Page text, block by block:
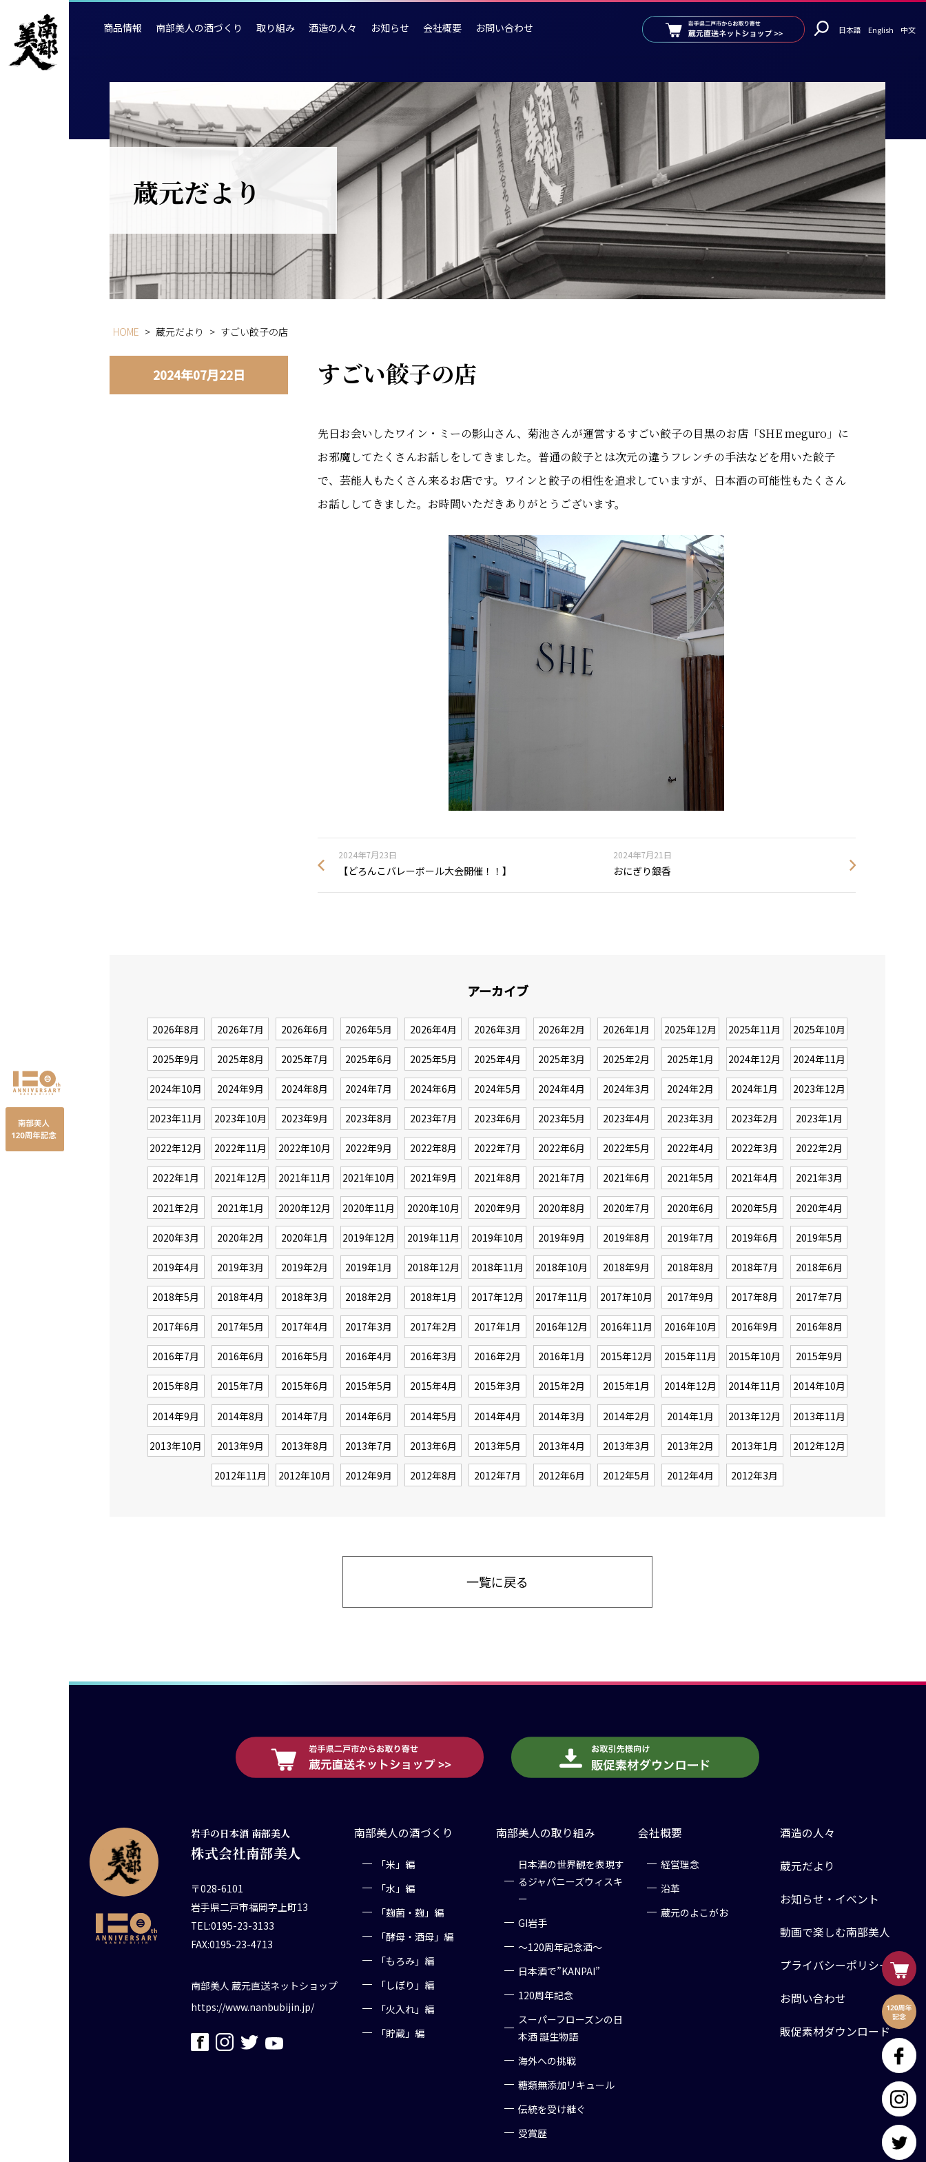
商品情報 南部美人の酒づくり 取り組み 酒造の人々 お知らせ 会社概要 お問い合わせ 日本語 English 中文
蔵元だより
HOME > 蔵元だより > すごい餃子の店
2024年07月22日 すごい餃子の店
先日お会いしたワイン・ミーの影山さん、菊池さんが運営するすごい餃子の目黒のお店「SHE meguro」に
お邪魔してたくさんお話しをしてきました。普通の餃子とは次元の違うフレンチの手法などを用いた餃子
で、芸能人もたくさん来るお店です。ワインと餃子の相性を追求していますが、日本酒の可能性もたくさん
お話ししてきました。お時間いただきありがとうございます。
2024年7月23日
【どろんこバレーボール大会開催！！】
2024年7月21日
おにぎり銀香
アーカイブ
2026年8月 2026年7月 2026年6月 2026年5月 2026年4月 2026年3月 2026年2月 2026年1月 2025年12月 2025年11月 2025年10月
2025年9月 2025年8月 2025年7月 2025年6月 2025年5月 2025年4月 2025年3月 2025年2月 2025年1月 2024年12月 2024年11月
2024年10月 2024年9月 2024年8月 2024年7月 2024年6月 2024年5月 2024年4月 2024年3月 2024年2月 2024年1月 2023年12月
2023年11月 2023年10月 2023年9月 2023年8月 2023年7月 2023年6月 2023年5月 2023年4月 2023年3月 2023年2月 2023年1月
2022年12月 2022年11月 2022年10月 2022年9月 2022年8月 2022年7月 2022年6月 2022年5月 2022年4月 2022年3月 2022年2月
2022年1月 2021年12月 2021年11月 2021年10月 2021年9月 2021年8月 2021年7月 2021年6月 2021年5月 2021年4月 2021年3月
2021年2月 2021年1月 2020年12月 2020年11月 2020年10月 2020年9月 2020年8月 2020年7月 2020年6月 2020年5月 2020年4月
2020年3月 2020年2月 2020年1月 2019年12月 2019年11月 2019年10月 2019年9月 2019年8月 2019年7月 2019年6月 2019年5月
2019年4月 2019年3月 2019年2月 2019年1月 2018年12月 2018年11月 2018年10月 2018年9月 2018年8月 2018年7月 2018年6月
2018年5月 2018年4月 2018年3月 2018年2月 2018年1月 2017年12月 2017年11月 2017年10月 2017年9月 2017年8月 2017年7月
2017年6月 2017年5月 2017年4月 2017年3月 2017年2月 2017年1月 2016年12月 2016年11月 2016年10月 2016年9月 2016年8月
2016年7月 2016年6月 2016年5月 2016年4月 2016年3月 2016年2月 2016年1月 2015年12月 2015年11月 2015年10月 2015年9月
2015年8月 2015年7月 2015年6月 2015年5月 2015年4月 2015年3月 2015年2月 2015年1月 2014年12月 2014年11月 2014年10月
2014年9月 2014年8月 2014年7月 2014年6月 2014年5月 2014年4月 2014年3月 2014年2月 2014年1月 2013年12月 2013年11月
2013年10月 2013年9月 2013年8月 2013年7月 2013年6月 2013年5月 2013年4月 2013年3月 2013年2月 2013年1月 2012年12月
2012年11月 2012年10月 2012年9月 2012年8月 2012年7月 2012年6月 2012年5月 2012年4月 2012年3月
一覧に戻る
岩手の日本酒 南部美人
株式会社南部美人
〒028-6101
岩手県二戸市福岡字上町13
TEL:0195-23-3133
FAX:0195-23-4713
南部美人 蔵元直送ネットショップ
https://www.nanbubijin.jp/
南部美人の酒づくり
「米」編
「水」編
「麹菌・麹」編
「酵母・酒母」編
「もろみ」編
「しぼり」編
「火入れ」編
「貯蔵」編
南部美人の取り組み
日本酒の世界観を表現す
るジャパニーズウィスキ
ー
GI岩手
～120周年記念酒～
日本酒で”KANPAI”
120周年記念
スーパーフローズンの日
本酒 誕生物語
海外への挑戦
糖類無添加リキュール
伝統を受け継ぐ
受賞歴
会社概要
経営理念
沿革
蔵元のよこがお
酒造の人々
蔵元だより
お知らせ・イベント
動画で楽しむ南部美人
プライバシーポリシー
お問い合わせ
販促素材ダウンロード